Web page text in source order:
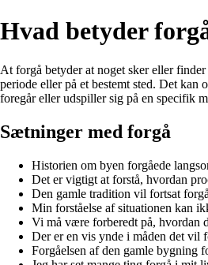
Hvad betyder
At forgå betyder at noget sker eller
periode eller på et bestemt sted. Det kan
foregår eller udspiller sig på en specifik
Sætninger med forgå
Historien om byen forgåede
Det er vigtigt at forstå, hvordan
Den gamle tradition vil fortsat
Min forståelse af situationen kan
Vi må være forberedt på, hvordan
Der er en vis ynde i måden det vil
Forgåelsen af ​​den gamle bygning